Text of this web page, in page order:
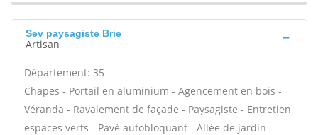
Sev paysagiste Brie
Artisan
Département: 35
Chapes - Portail en aluminium - Agencement en bois -
Véranda - Ravalement de façade - Paysagiste - Entretien
espaces verts - Pavé autobloquant - Allée de jardin -